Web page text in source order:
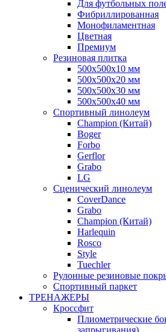
Для футбольных
Фибриллированная
Монофиламентная
Цветная
Премиум
Резиновая плитка
500х500х10 мм
500х500х20 мм
500х500х30 мм
500х500х40 мм
Спортивный линолеум
Champion (Китай)
Boger
Forbo
Gerflor
Grabo
LG
Сценический линолеум
CoverDance
Grabo
Champion (Китай)
Harlequin
Rosco
Style
Tuechler
Рулонные резиновые
Спортивный паркет
ТРЕНАЖЕРЫ
Кроссфит
Плиометрические
запрыгивания)